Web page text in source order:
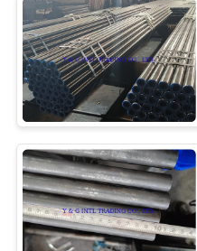
プラスチ
パッキン